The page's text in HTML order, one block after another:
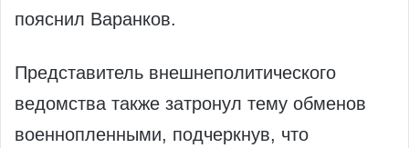
пояснил Варанков.
Представитель внешнеполитического
ведомства также затронул тему обменов
военнопленными, подчеркнув, что